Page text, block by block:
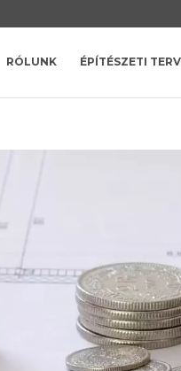
RÓLUNK ÉPÍTÉSZETI